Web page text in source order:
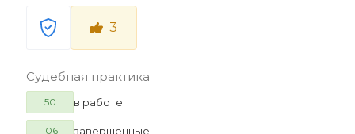
3
Судебная практика
50 в работе
106 завершенные